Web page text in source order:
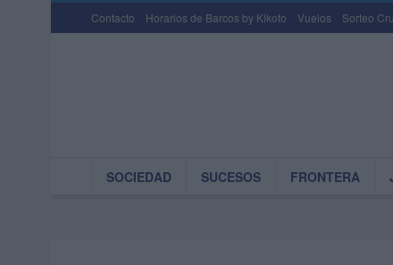
Contacto Horarios de Barcos by Kikoto Vuelos Sorteo
SOCIEDAD SUCESOS FRONTERA